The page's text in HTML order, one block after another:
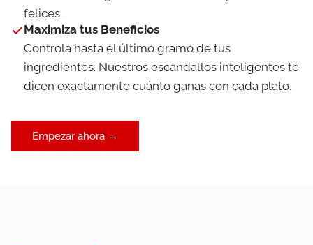
felices.
Maximiza tus Beneficios
Controla hasta el último gramo de tus
ingredientes. Nuestros escandallos inteligentes te
dicen exactamente cuánto ganas con cada plato.
Empezar ahora →